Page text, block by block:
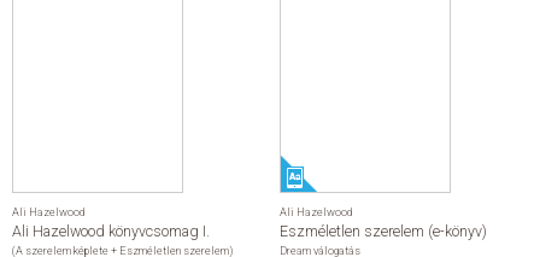
Ali Hazelwood
Ali Hazelwood könyvcsomag I.
(A szerelem képlete + Eszméletlen szerelem)
Ali Hazelwood
Eszméletlen szerelem (e-könyv)
Dream válogatás